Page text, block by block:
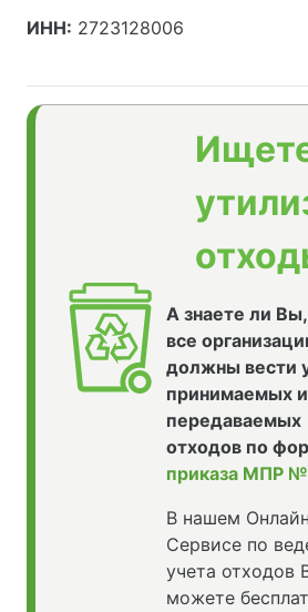
ИНН: 2723128006
А знаете ли
все
должны вести
принимаемых и
передаваемых
отходов по
приказа МПР
В нашем
Сервисе по
учета отходов
можете